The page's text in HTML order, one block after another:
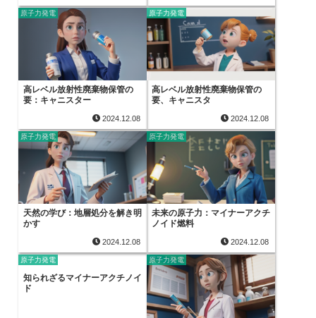
原子力発電
高レベル放射性廃棄物保管の
要：キャニスター
2024.12.08
原子力発電
高レベル放射性廃棄物保管の
要、キャニスタ
2024.12.08
原子力発電
天然の学び：地層処分を解き明
かす
2024.12.08
原子力発電
未来の原子力：マイナーアクチ
ノイド燃料
2024.12.08
原子力発電
知られざるマイナーアクチノイ
ド
原子力発電